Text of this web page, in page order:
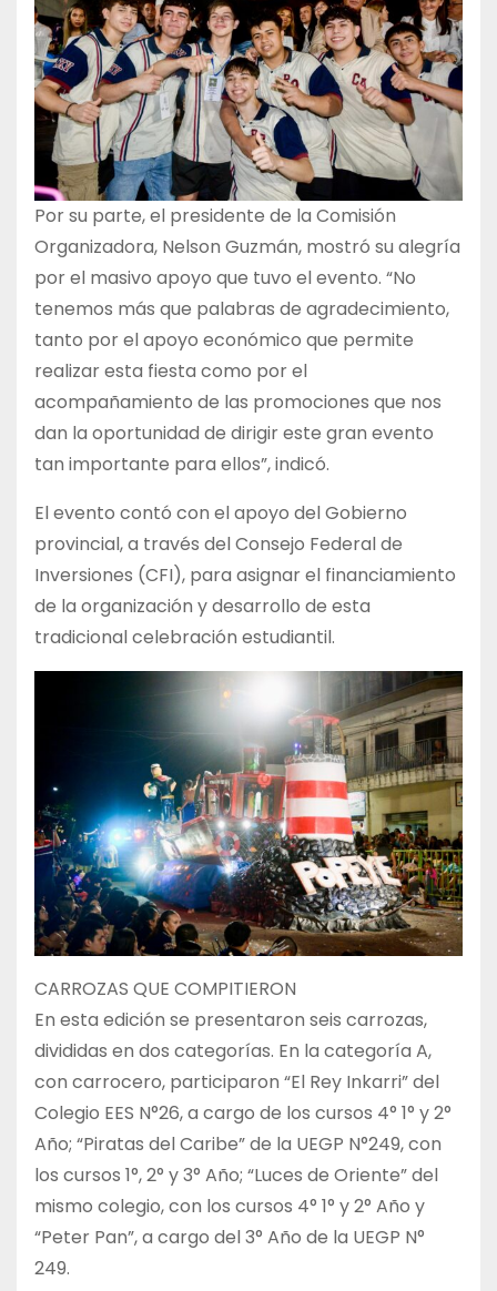
Por su parte, el presidente de la Comisión
Organizadora, Nelson Guzmán, mostró su alegría
por el masivo apoyo que tuvo el evento. “No
tenemos más que palabras de agradecimiento,
tanto por el apoyo económico que permite
realizar esta fiesta como por el
acompañamiento de las promociones que nos
dan la oportunidad de dirigir este gran evento
tan importante para ellos”, indicó.
El evento contó con el apoyo del Gobierno
provincial, a través del Consejo Federal de
Inversiones (CFI), para asignar el financiamiento
de la organización y desarrollo de esta
tradicional celebración estudiantil.
CARROZAS QUE COMPITIERON
En esta edición se presentaron seis carrozas,
divididas en dos categorías. En la categoría A,
con carrocero, participaron “El Rey Inkarri” del
Colegio EES N°26, a cargo de los cursos 4° 1° y 2°
Año; “Piratas del Caribe” de la UEGP N°249, con
los cursos 1°, 2° y 3° Año; “Luces de Oriente” del
mismo colegio, con los cursos 4° 1° y 2° Año y
“Peter Pan”, a cargo del 3° Año de la UEGP N°
249.